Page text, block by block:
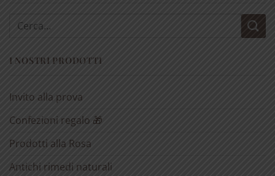
Cerca:
I NOSTRI PRODOTTI
Invito alla prova
Confezioni regalo 🎁
Prodotti alla Rosa
Antichi rimedi naturali